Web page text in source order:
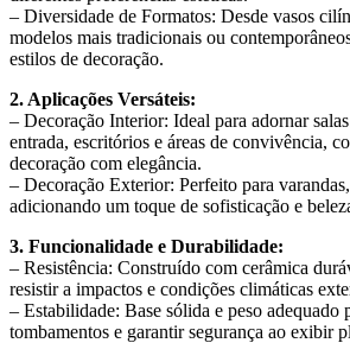
– Diversidade de Formatos: Desde vasos
modelos mais tradicionais ou
estilos de decoração.
2. Aplicações Versáteis:
– Decoração Interior: Ideal para adornar
entrada, escritórios e áreas de convivência,
decoração com elegância.
– Decoração Exterior: Perfeito para
adicionando um toque de sofisticação e
3. Funcionalidade e Durabilidade:
– Resistência: Construído com cerâmica
resistir a impactos e condições climáticas
– Estabilidade: Base sólida e peso adequado
tombamentos e garantir segurança ao exibir